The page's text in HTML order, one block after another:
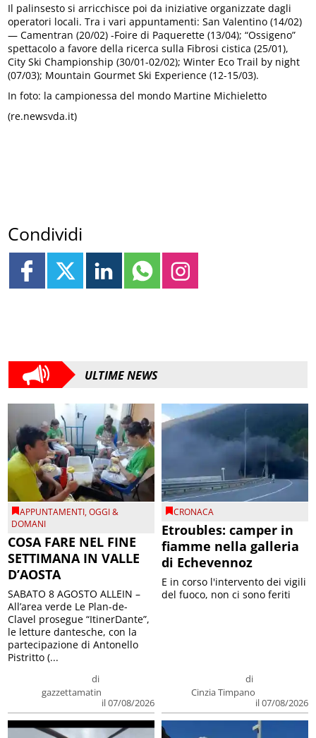
Il palinsesto si arricchisce poi da iniziative organizzate dagli
operatori locali. Tra i vari appuntamenti: San Valentino (14/02)
— Camentran (20/02) -Foire di Paquerette (13/04); “Ossigeno”
spettacolo a favore della ricerca sulla Fibrosi cistica (25/01),
City Ski Championship (30/01-02/02); Winter Eco Trail by night
(07/03); Mountain Gourmet Ski Experience (12-15/03).
In foto: la campionessa del mondo Martine Michieletto
(re.newsvda.it)
Condividi
ULTIME NEWS
APPUNTAMENTI,OGGI &
DOMANI
COSA FARE NEL FINE
SETTIMANA IN VALLE
D’AOSTA
di
gazzettamatin
il 07/08/2026
SABATO 8 AGOSTO ALLEIN –
All’area verde Le Plan-de-
Clavel prosegue “ItinerDante”,
le letture dantesche, con la
partecipazione di Antonello
Pistritto (...
CRONACA
Etroubles: camper in
fiamme nella galleria
di Echevennoz
di
Cinzia Timpano
il 07/08/2026
E in corso l'intervento dei vigili
del fuoco, non ci sono feriti